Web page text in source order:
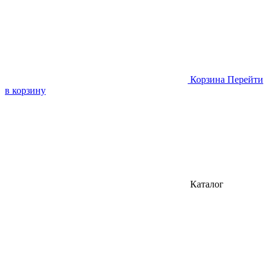
Корзина Перейти
в корзину
Каталог